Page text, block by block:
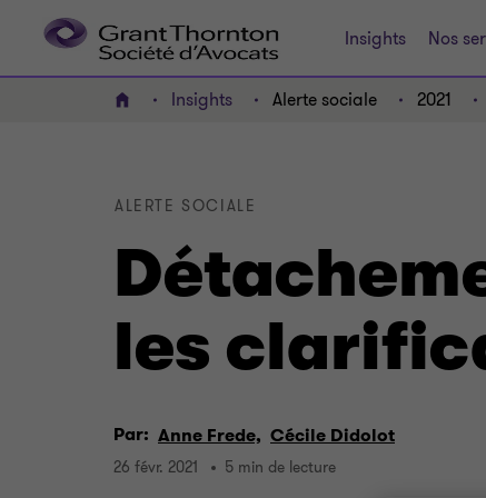
Insights Nos
ACCUEILInsights Alerte sociale 2021
les
ALERTE SOCIALE
Par: Anne Frede, Cécile Didolot
26 févr. 2021 5 min de lecture